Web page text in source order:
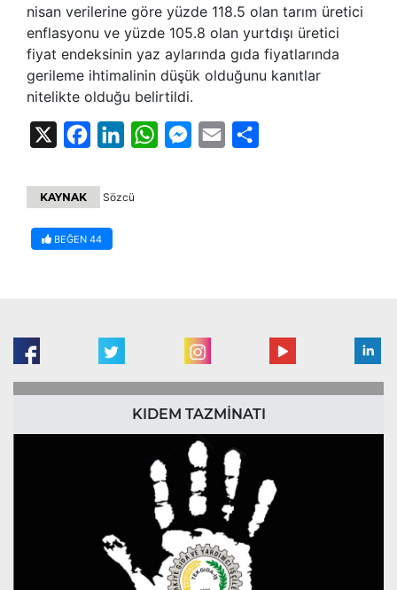
nisan verilerine göre yüzde 118.5 olan tarım üretici
enflasyonu ve yüzde 105.8 olan yurtdışı üretici
fiyat endeksinin yaz aylarında gıda fiyatlarında
gerileme ihtimalinin düşük olduğunu kanıtlar
nitelikte olduğu belirtildi.
FacebookLinkedInWhatsAppMessenger
Email
KAYNAK Sözcü
BEĞEN 44
KIDEM TAZMİNATI